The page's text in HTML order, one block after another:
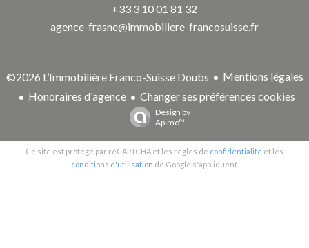
+33 3 10 01 81 32
agence-frasne@immobiliere-francosuisse.fr
©2026 L’Immobilière Franco-Suisse Doubs
Mentions légales
Honoraires d'agence
Changer ses préférences cookies
Design by
Apimo™
Ce site est protégé par reCAPTCHA et les règles de confidentialité et les
conditions d'utilisation de Google s'appliquent.